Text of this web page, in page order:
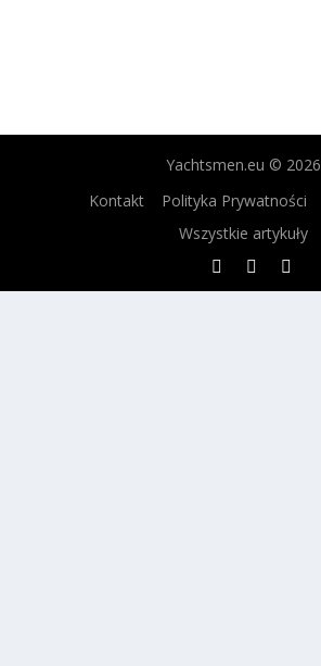
Yachtsmen.eu © 2026
Kontakt
Polityka Prywatności
Wszystkie artykuły